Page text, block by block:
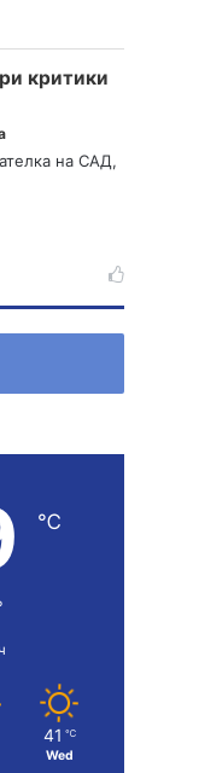
критики
на САД,
℃
41 ℃
Wed